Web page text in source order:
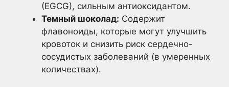
(EGCG), сильным антиоксидантом.
Темный шоколад: Содержит
флавоноиды, которые могут улучшить
кровоток и снизить риск сердечно-
сосудистых заболеваний (в умеренных
количествах).